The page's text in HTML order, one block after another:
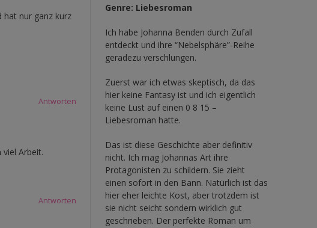
hat nur ganz kurz
Antworten
Arbeit.
Antworten
Genre: Liebesroman
Ich habe Johanna Benden durch Zufall
entdeckt und ihre “Nebelsphäre”-Reihe
geradezu verschlungen.
Zuerst war ich etwas skeptisch, da das
hier keine Fantasy ist und ich eigentlich
keine Lust auf einen 0 8 15 –
Liebesroman hatte.
Das ist diese Geschichte aber definitiv
nicht. Ich mag Johannas Art ihre
Protagonisten zu schildern. Sie zieht
einen sofort in den Bann. Natürlich ist das
hier eher leichte Kost, aber trotzdem ist
sie nicht seicht sondern wirklich gut
geschrieben. Der perfekte Roman um